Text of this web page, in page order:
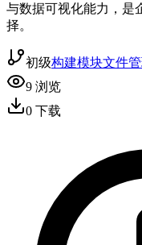
与数据可视化能力，是
择。
初级构建模块文件
9 浏览
0 下载